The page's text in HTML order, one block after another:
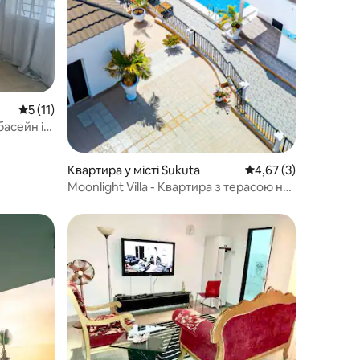
Середня оцінка: 5 з 5, відгуки: 11
5 (11)
і
Квартира у місті Sukuta Середня оцінка:
4,67 (3)
Moonlight Villa - Квартира з терасою на